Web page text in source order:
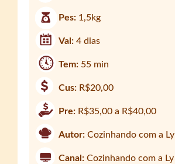
Pes: 1,5kg
Val:4 dias
Tem: 55 min
Cus: R$20,00
Pre: R$35,00 a R$40,00
Autor: Cozinhando com a Ly
Canal: Cozinhando com a Ly